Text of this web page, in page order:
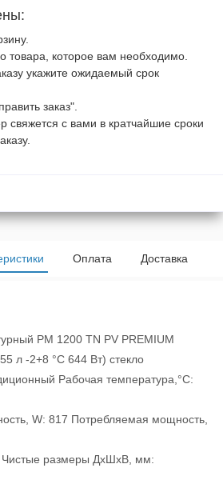
товара, которое вам необходимо.
укажите ожидаемый срок
заказ".
с вами в кратчайшие сроки
Оплата Доставка
PM 1200 TN PV PREMIUM
л -2+8 °C 644 Вт) стекло
Рабочая температура,°C:
W: 817 Потребляемая мощность,
размеры ДxШxВ, мм: